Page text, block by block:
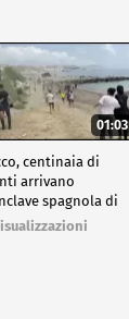
01:03
centinaia di
arrivano
spagnola di